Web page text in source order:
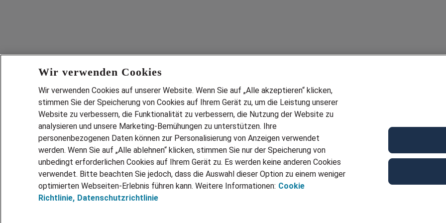
Services
JOBSUCHE
LEBENSLAUF GENERATOR
ZEITARBEIT
PERSONALVERMITTLUNG
PARTNERSHIP WITH AIRBUS
Wir verwenden Cookies
Wir verwenden Cookies auf unserer Website. Wenn Sie auf „Alle akzeptieren“ klicken,
stimmen Sie der Speicherung von Cookies auf Ihrem Gerät zu, um die Leistung unserer
Website zu verbessern, die Funktionalität zu verbessern, die Nutzung der Website zu
analysieren und unsere Marketing-Bemühungen zu unterstützen. Ihre
personenbezogenen Daten können zur Personalisierung von Anzeigen verwendet
werden. Wenn Sie auf „Alle ablehnen“ klicken, stimmen Sie nur der Speicherung von
unbedingt erforderlichen Cookies auf Ihrem Gerät zu. Es werden keine anderen Cookies
verwendet. Bitte beachten Sie jedoch, dass die Auswahl dieser Option zu einem weniger
optimierten Webseiten-Erlebnis führen kann. Weitere Informationen: Cookie
Richtlinie, Datenschutzrichtlinie